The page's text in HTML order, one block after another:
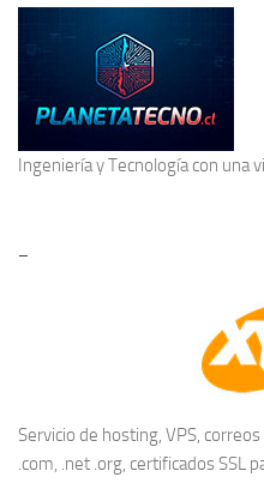
Ingeniería y Tecnologíacon una
–
Servicio de hosting, VPS,
.com, .net .org, certificados SSL